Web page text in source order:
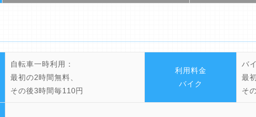
自転車一時利用：
最初の2時間無料、
その後3時間毎110円
利用料金
バイク
バ
最
そ